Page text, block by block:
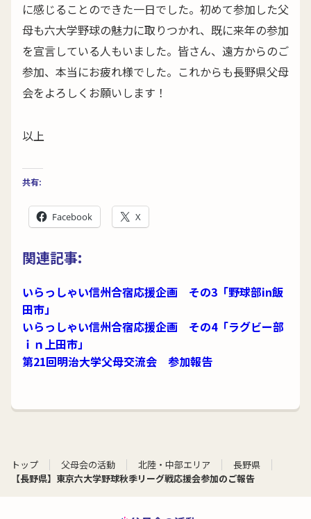
に感じることのできた一日でした。初めて参加した父
母も六大学野球の魅力に取りつかれ、既に来年の参加
を宣言している人もいました。皆さん、遠方からのご
参加、本当にお疲れ様でした。これからも長野県父母
会をよろしくお願いします！
以上
共有:
Facebook X
関連記事:
いらっしゃい信州合宿応援企画 その3「野球部in飯
田市」
いらっしゃい信州合宿応援企画 その4「ラグビー部
ｉｎ上田市」
第21回明治大学父母交流会 参加報告
トップ 父母会の活動 北陸・中部エリア
長野県
【長野県】東京六大学野球秋季リーグ戦応援会参加のご報告